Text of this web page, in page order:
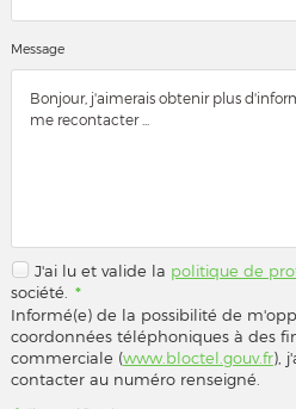
Message
J'ai lu et valide la politique de
société.
*
Informé(e) de la possibilité de
coordonnées téléphoniques à des
commerciale (www.bloctel.gouv.fr),
contacter au numéro renseigné.